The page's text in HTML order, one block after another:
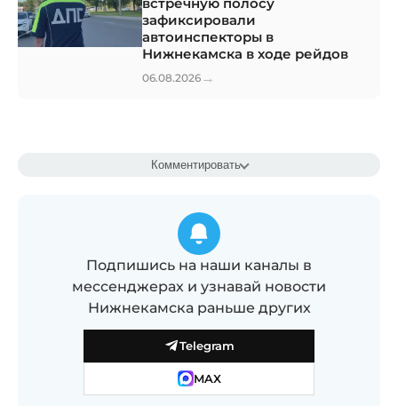
зафиксировали
автоинспекторы в
Нижнекамска в ходе рейдов
06.08.2026 →
Комментировать
Подпишись на наши каналы в
мессенджерах и узнавай новости
Нижнекамска раньше других
Telegram
MAX